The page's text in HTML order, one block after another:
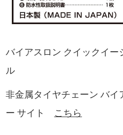
バイアスロン クイックイ
ル
非金属タイヤチェーン バ
ー サイト こちら